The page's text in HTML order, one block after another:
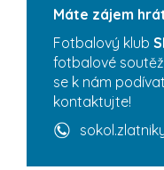
Máte zájem
Fotbalový klub
fotbalové
se k nám
kontaktujte!